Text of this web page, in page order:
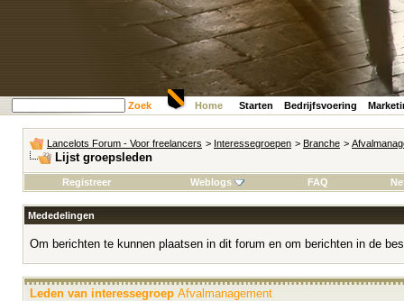
Zoek Home Starten Bedrijfsvoering
Lancelots Forum - Voor freelancers > Interessegroepen > Branche >
Lijst groepsleden
Registreer Weblogs FAQ
Mededelingen
Om berichten te kunnen plaatsen in dit forum en om berichten in de
Leden van interessegroep Afvalmanagement